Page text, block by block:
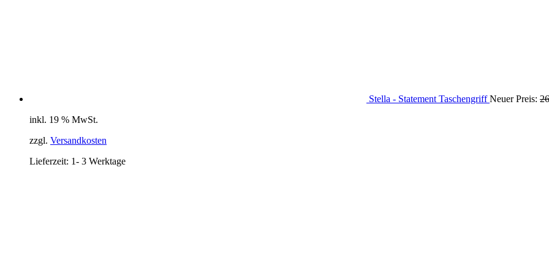
Stella - Statement Taschengriff Neuer Preis:
inkl. 19 % MwSt.
zzgl. Versandkosten
Lieferzeit: 1- 3 Werktage